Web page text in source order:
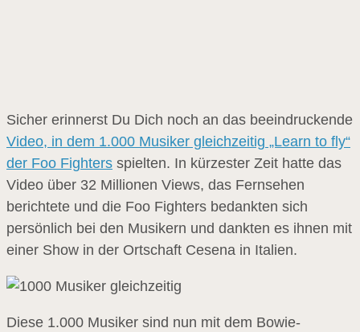
Sicher erinnerst Du Dich noch an das beeindruckende
Video, in dem 1.000 Musiker gleichzeitig „Learn to fly“
der Foo Fighters spielten. In kürzester Zeit hatte das
Video über 32 Millionen Views, das Fernsehen
berichtete und die Foo Fighters bedankten sich
persönlich bei den Musikern und dankten es ihnen mit
einer Show in der Ortschaft Cesena in Italien.
Diese 1.000 Musiker sind nun mit dem Bowie-